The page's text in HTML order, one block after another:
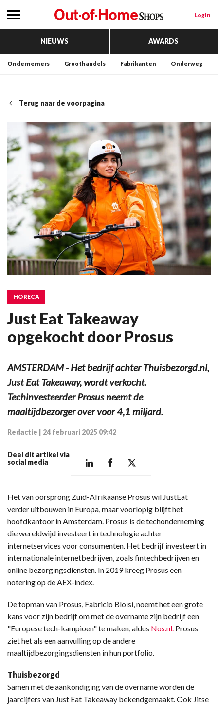
Login
NIEUWS AWARDS
Ondernemers Groothandels Fabrikanten Onderweg
Terug naar de voorpagina
HORECA
Just Eat Takeaway
opgekocht door Prosus
AMSTERDAM - Het bedrijf achter Thuisbezorgd.nl,
Just Eat Takeaway, wordt verkocht.
Techinvesteerder Prosus neemt de
maaltijdbezorger over voor 4,1 miljard.
Redactie 24 februari 2025 09:42
Deel dit artikel via
social media
Het van oorsprong Zuid-Afrikaanse Prosus wil JustEat
verder uitbouwen in Europa, maar voorlopig blijft het
hoofdkantoor in Amsterdam. Prosus is de techonderneming
die wereldwijd investeert in technologie achter
internetservices voor consumenten. Het bedrijf investeert in
internationale internetbedrijven, zoals fintechbedrijven en
online bezorgingsdiensten. In 2019 kreeg Prosus een
notering op de AEX-index.
De topman van Prosus, Fabricio Bloisi, noemt het een grote
kans voor zijn bedrijf om met de overname zijn bedrijf een
"Europese tech-kampioen" te maken, aldus Nos.nl. Prosus
ziet het als een aanvulling op de andere
maaltijdbezorgingsdiensten in hun portfolio.
Thuisbezorgd
Samen met de aankondiging van de overname worden de
jaarcijfers van Just Eat Takeaway bekendgemaakt. Ook Jitse